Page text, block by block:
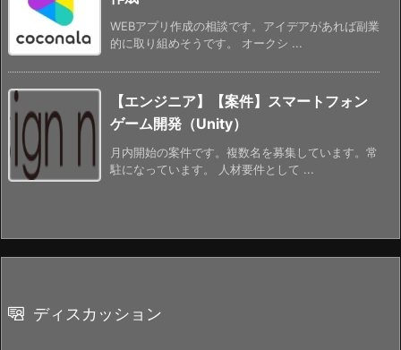
WEBアプリ作成の相談です。アイデアがあれば副業
的に取り組めそうです。 オークシ ...
【エンジニア】【案件】スマートフォン
ゲーム開発（Unity）
月内開始の案件です。複数名を募集しています。常
駐になっています。 人材要件として ...
ディスカッション